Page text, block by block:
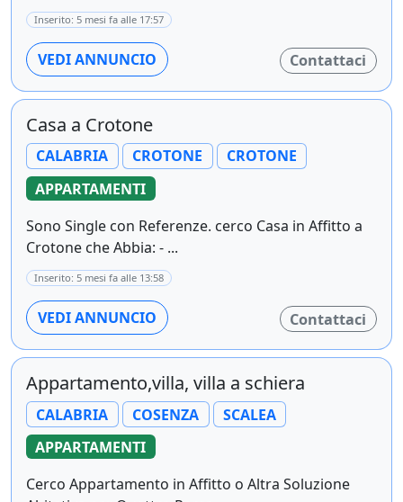
Inserito: 5 mesi fa alle 17:57
VEDI ANNUNCIO Contattaci
Casa a Crotone
CALABRIA CROTONE
CROTONE
APPARTAMENTI
Sono Single con Referenze. cerco Casa in Affitto a
Crotone che Abbia: - ...
Inserito: 5 mesi fa alle 13:58
VEDI ANNUNCIO Contattaci
Appartamento,villa, villa a schiera
CALABRIA COSENZA
SCALEA
APPARTAMENTI
Cerco Appartamento in Affitto o Altra Soluzione